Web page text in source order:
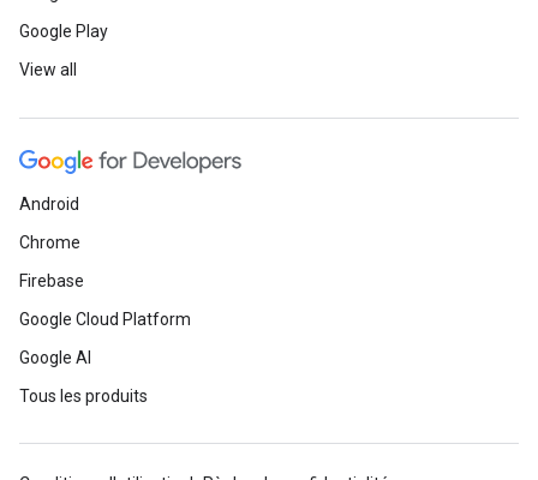
Google Play
View all
Android
Chrome
Firebase
Google Cloud Platform
Google AI
Tous les produits